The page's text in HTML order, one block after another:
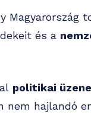
Magyarország
és a
politikai
nem hajlandó